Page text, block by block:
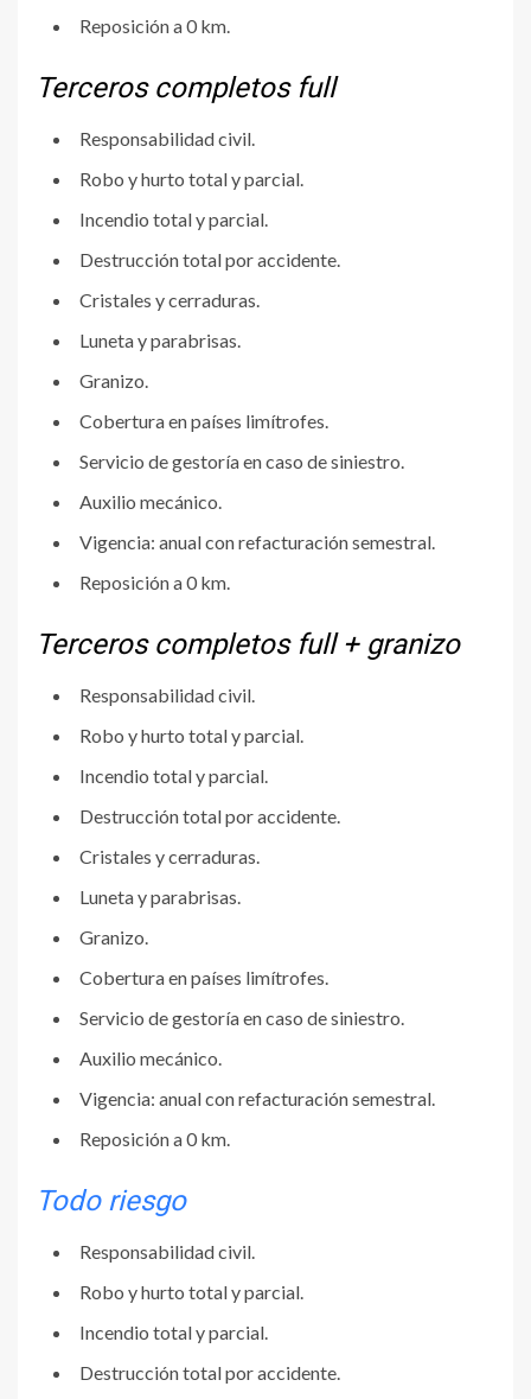
Reposición a 0 km.
Terceros completos full
Responsabilidad civil.
Robo y hurto total y parcial.
Incendio total y parcial.
Destrucción total por accidente.
Cristales y cerraduras.
Luneta y parabrisas.
Granizo.
Cobertura en países limítrofes.
Servicio de gestoría en caso de siniestro.
Auxilio mecánico.
Vigencia: anual con refacturación semestral.
Reposición a 0 km.
Terceros completos full + granizo
Responsabilidad civil.
Robo y hurto total y parcial.
Incendio total y parcial.
Destrucción total por accidente.
Cristales y cerraduras.
Luneta y parabrisas.
Granizo.
Cobertura en países limítrofes.
Servicio de gestoría en caso de siniestro.
Auxilio mecánico.
Vigencia: anual con refacturación semestral.
Reposición a 0 km.
Todo riesgo
Responsabilidad civil.
Robo y hurto total y parcial.
Incendio total y parcial.
Destrucción total por accidente.